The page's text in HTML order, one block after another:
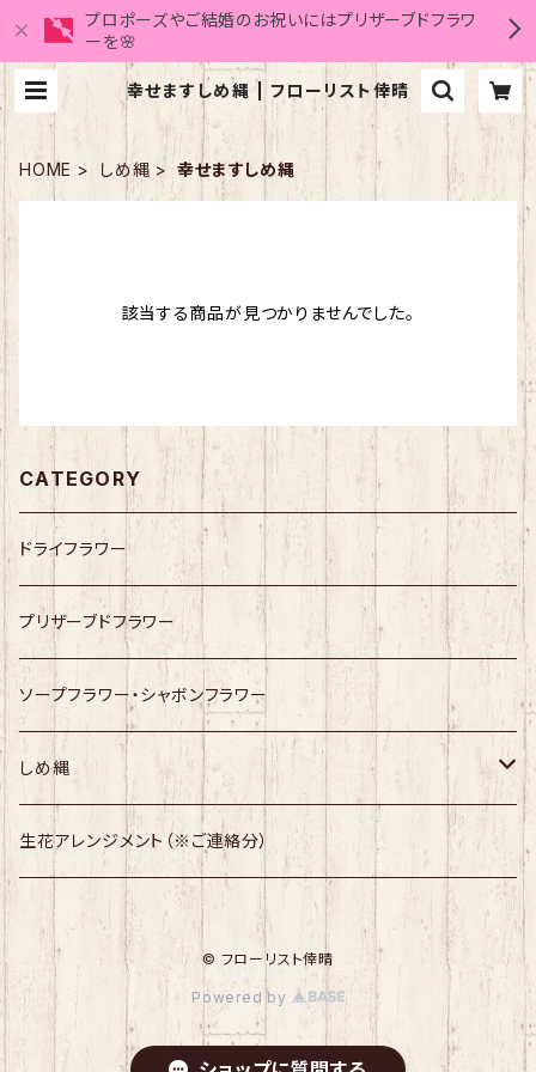
プロポーズやご結婚のお祝いにはプリザーブドフラワ
ーを🌸
幸せますしめ縄 | フローリスト倖晴
HOME しめ縄 幸せますしめ縄
該当する商品が見つかりませんでした。
CATEGORY
ドライフラワー
プリザーブドフラワー
ソープフラワー・シャボンフラワー
しめ縄
幸せますしめ縄
しめ縄
生花アレンジメント（※ご連絡分）
© フローリスト倖晴
Powered by